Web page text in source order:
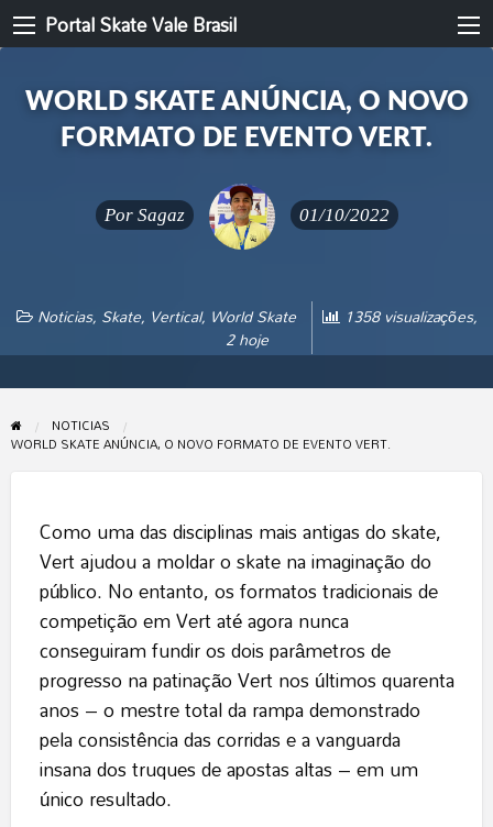
Portal Skate Vale Brasil
WORLD SKATE ANÚNCIA, O NOVO
FORMATO DE EVENTO VERT.
Por Sagaz 01/10/2022
Noticias, Skate, Vertical, World Skate 1358 visualizações,
2 hoje
NOTICIAS
WORLD SKATE ANÚNCIA, O NOVO FORMATO DE EVENTO VERT.
Como uma das disciplinas mais antigas do skate,
Vert ajudou a moldar o skate na imaginação do
público. No entanto, os formatos tradicionais de
competição em Vert até agora nunca
conseguiram fundir os dois parâmetros de
progresso na patinação Vert nos últimos quarenta
anos – o mestre total da rampa demonstrado
pela consistência das corridas e a vanguarda
insana dos truques de apostas altas – em um
único resultado.